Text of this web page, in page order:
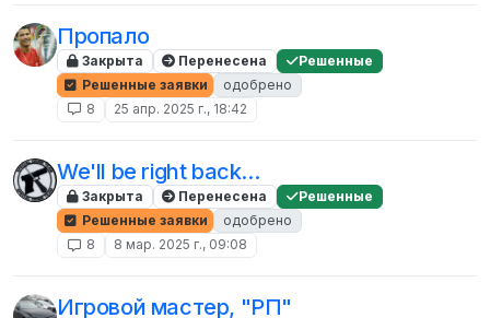
Пропало
Закрыта Перенесена
Решенные
Решенные заявки
одобрено
8
25 апр. 2025 г., 18:42
We'll be right back...
Закрыта Перенесена
Решенные
Решенные заявки
одобрено
8
8 мар. 2025 г., 09:08
Игровой мастер, "РП"